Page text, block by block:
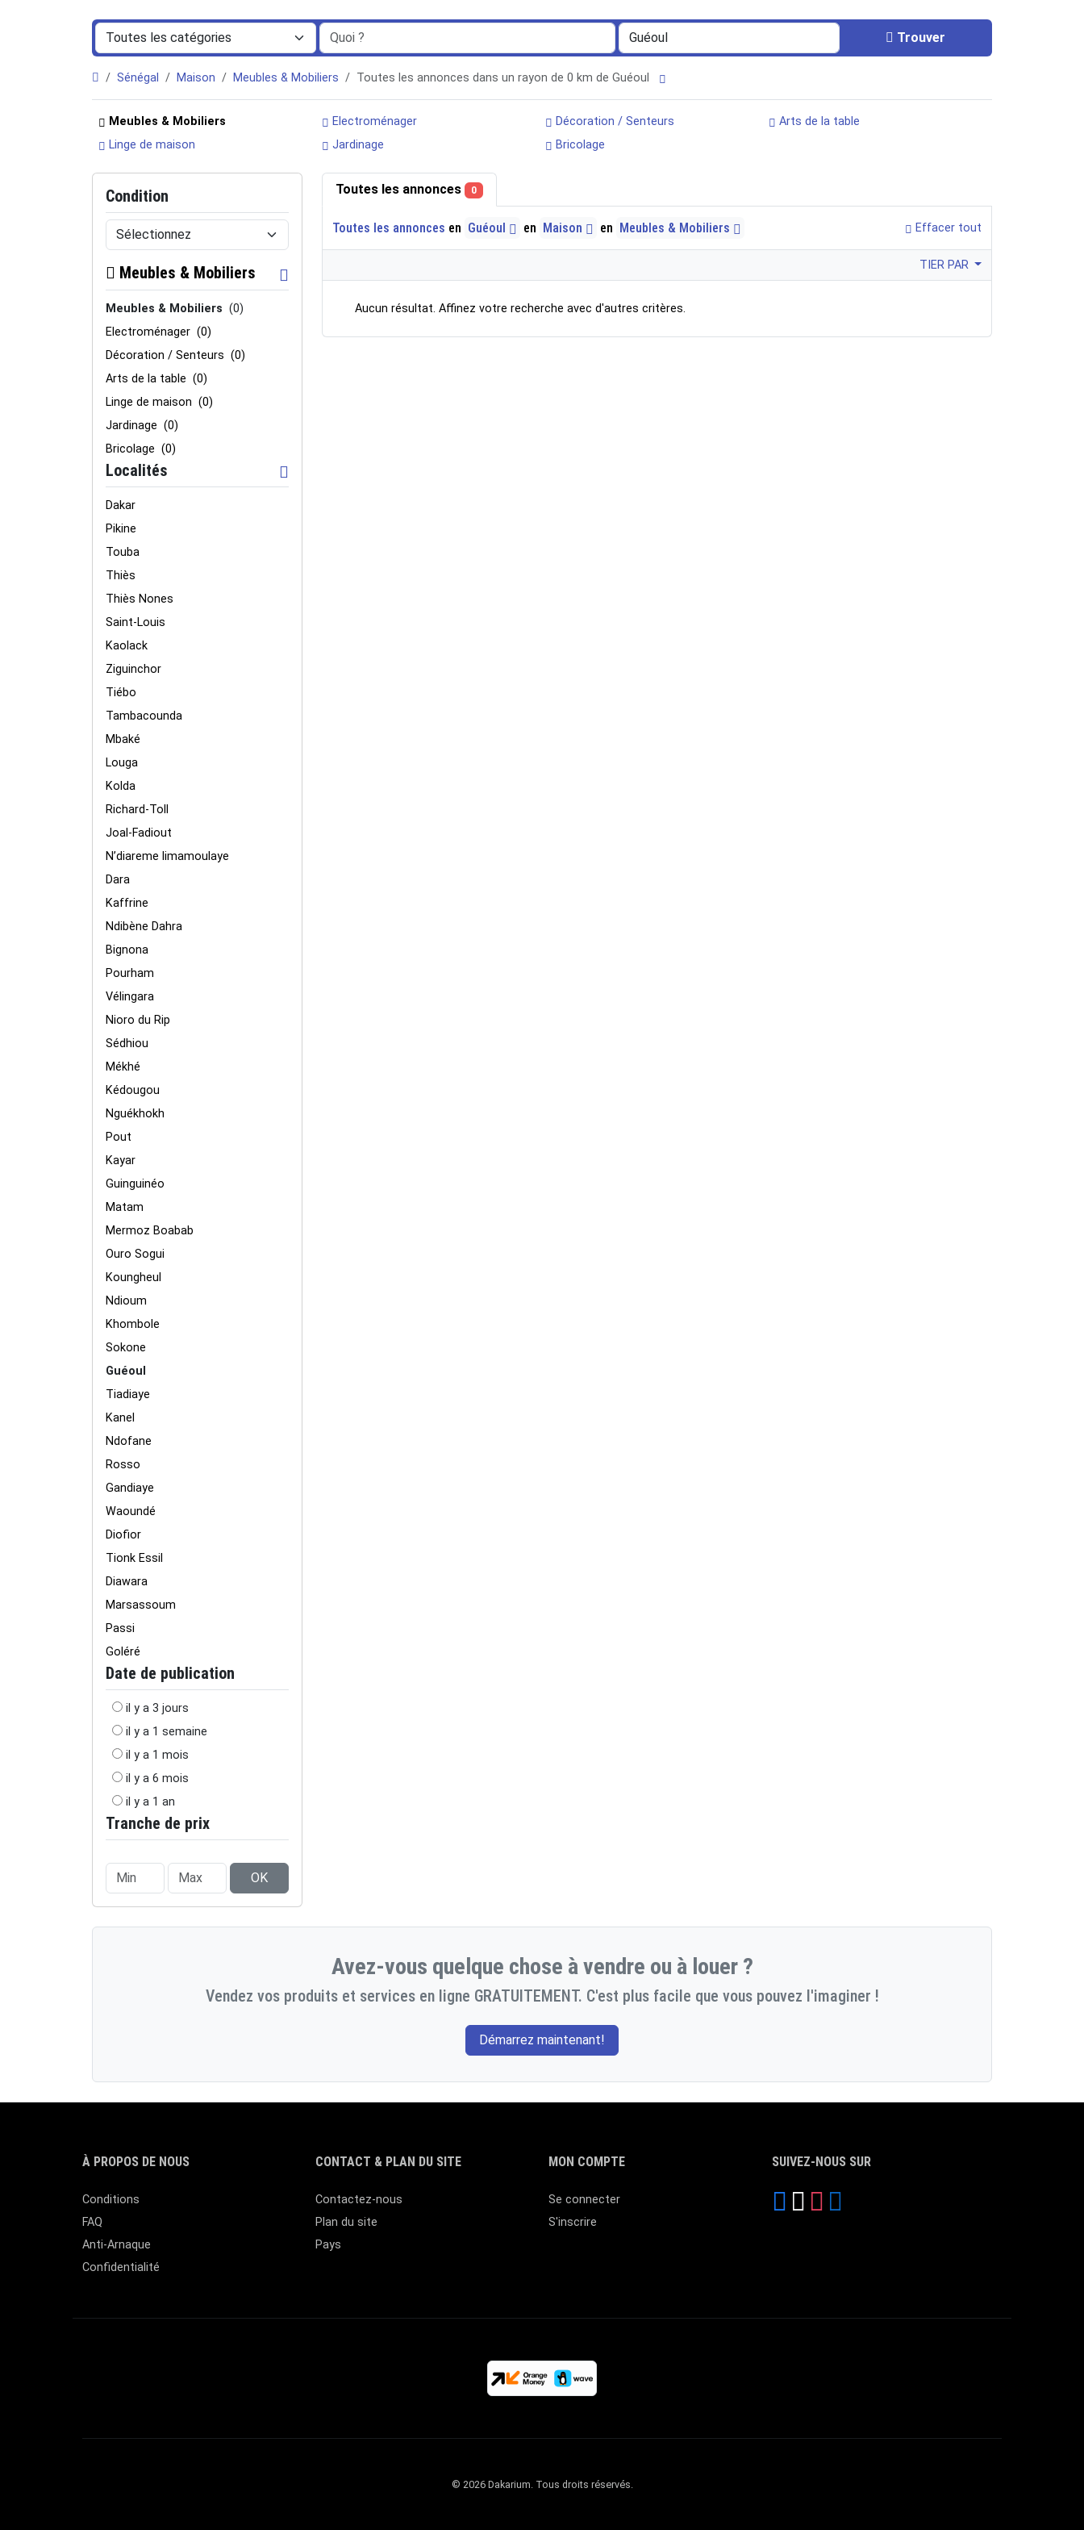
Trouver
Sénégal Maison Meubles & Mobiliers Toutes les annonces dans un rayon de 0 km de Guéoul
Meubles & Mobiliers Electroménager Décoration / Senteurs
Arts de la table
Linge de maison
Jardinage Bricolage
Condition
Meubles & Mobiliers
Meubles & Mobiliers (0)
Electroménager (0)
Décoration / Senteurs (0)
Arts de la table (0)
Linge de maison (0)
Jardinage (0)
Bricolage (0)
Localités
Dakar
Pikine
Touba
Thiès
Thiès Nones
Saint-Louis
Kaolack
Ziguinchor
Tiébo
Tambacounda
Mbaké
Louga
Kolda
Richard-Toll
Joal-Fadiout
N’diareme limamoulaye
Dara
Kaffrine
Ndibène Dahra
Bignona
Pourham
Vélingara
Nioro du Rip
Sédhiou
Mékhé
Kédougou
Nguékhokh
Pout
Kayar
Guinguinéo
Matam
Mermoz Boabab
Ouro Sogui
Koungheul
Ndioum
Khombole
Sokone
Guéoul
Tiadiaye
Kanel
Ndofane
Rosso
Gandiaye
Waoundé
Diofior
Tionk Essil
Diawara
Marsassoum
Passi
Goléré
Date de publication
il y a 3 jours
il y a 1 semaine
il y a 1 mois
il y a 6 mois
il y a 1 an
Tranche de prix
OK
Toutes les annonces 0
Toutes les annonces en Guéoul en Maison en Meubles & Mobiliers Effacer tout
TIER PAR
Aucun résultat. Affinez votre recherche avec d'autres critères.
Avez-vous quelque chose à vendre ou à louer ?
Vendez vos produits et services en ligne GRATUITEMENT. C'est plus facile que vous pouvez l'imaginer !
Démarrez maintenant!
À PROPOS DE NOUS
Conditions
FAQ
Anti-Arnaque
Confidentialité
CONTACT & PLAN DU SITE
Contactez-nous
Plan du site
Pays
MON COMPTE
Se connecter
S'inscrire
SUIVEZ-NOUS SUR
© 2026 Dakarium. Tous droits réservés.